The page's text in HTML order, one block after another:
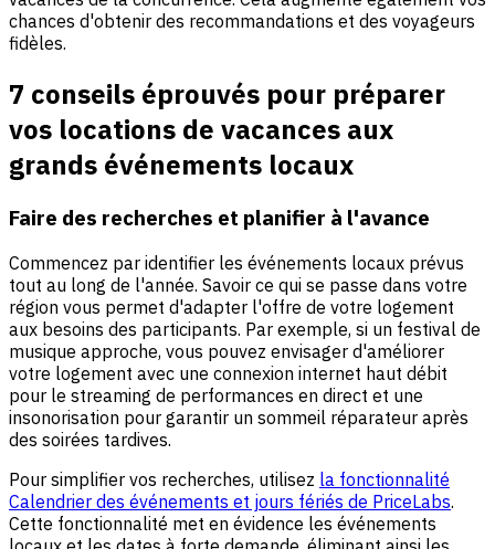
chances d'obtenir des recommandations et des voyageurs
fidèles.
7 conseils éprouvés pour préparer
vos locations de vacances aux
grands événements locaux
Faire des recherches et planifier à l'avance
Commencez par identifier les événements locaux prévus
tout au long de l'année. Savoir ce qui se passe dans votre
région vous permet d'adapter l'offre de votre logement
aux besoins des participants. Par exemple, si un festival de
musique approche, vous pouvez envisager d'améliorer
votre logement avec une connexion internet haut débit
pour le streaming de performances en direct et une
insonorisation pour garantir un sommeil réparateur après
des soirées tardives.
Pour simplifier vos recherches, utilisez la fonctionnalité
Calendrier des événements et jours fériés de PriceLabs.
Cette fonctionnalité met en évidence les événements